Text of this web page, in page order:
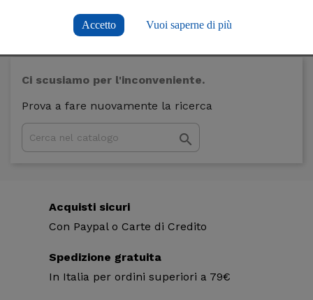
Accetto Vuoi saperne di più
Pomodoro Datterino, Pomodoro Ciliegino, Pomodoro
e puoi trovare i migliori prezzi del web. Scegli tra
Ci scusiamo per l'inconveniente.
Prova a fare nuovamente la ricerca

Acquisti sicuri
Con Paypal o Carte di Credito
Spedizione gratuita
In Italia per ordini superiori a 79€